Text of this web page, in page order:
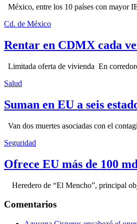
México, entre los 10 países con mayor
Cd. de México
Rentar en CDMX cada
Limitada oferta de vivienda En
Salud
Suman en EU a seis
Van dos muertes asociadas con el
Seguridad
Ofrece EU más de 100
Heredero de “El Mencho”, principal
Comentarios